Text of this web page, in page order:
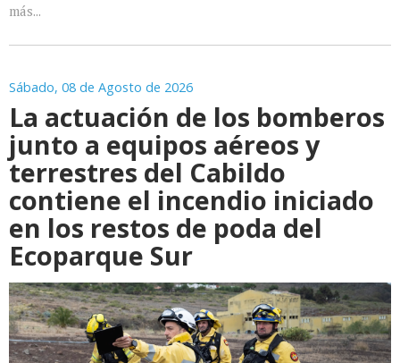
más...
Sábado, 08 de Agosto de 2026
La actuación de los bomberos
junto a equipos aéreos y
terrestres del Cabildo
contiene el incendio iniciado
en los restos de poda del
Ecoparque Sur